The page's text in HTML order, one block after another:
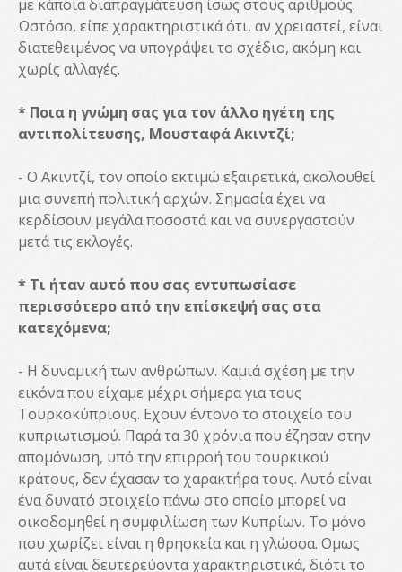
με κάποια διαπραγμάτευση ίσως στους αριθμούς.
Ωστόσο, είπε χαρακτηριστικά ότι, αν χρειαστεί, είναι
διατεθειμένος να υπογράψει το σχέδιο, ακόμη και
χωρίς αλλαγές.
* Ποια η γνώμη σας για τον άλλο ηγέτη της
αντιπολίτευσης, Μουσταφά Ακιντζί;
- Ο Ακιντζί, τον οποίο εκτιμώ εξαιρετικά, ακολουθεί
μια συνεπή πολιτική αρχών. Σημασία έχει να
κερδίσουν μεγάλα ποσοστά και να συνεργαστούν
μετά τις εκλογές.
* Τι ήταν αυτό που σας εντυπωσίασε
περισσότερο από την επίσκεψή σας στα
κατεχόμενα;
- Η δυναμική των ανθρώπων. Καμιά σχέση με την
εικόνα που είχαμε μέχρι σήμερα για τους
Τουρκοκύπριους. Εχουν έντονο το στοιχείο του
κυπριωτισμού. Παρά τα 30 χρόνια που έζησαν στην
απομόνωση, υπό την επιρροή του τουρκικού
κράτους, δεν έχασαν το χαρακτήρα τους. Αυτό είναι
ένα δυνατό στοιχείο πάνω στο οποίο μπορεί να
οικοδομηθεί η συμφιλίωση των Κυπρίων. Το μόνο
που χωρίζει είναι η θρησκεία και η γλώσσα. Ομως
αυτά είναι δευτερεύοντα χαρακτηριστικά, διότι το